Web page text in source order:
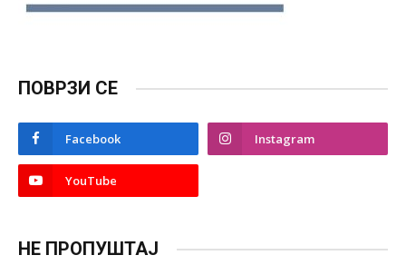
ПОВРЗИ СЕ
Facebook Instagram
YouTube
НЕ ПРОПУШТАЈ